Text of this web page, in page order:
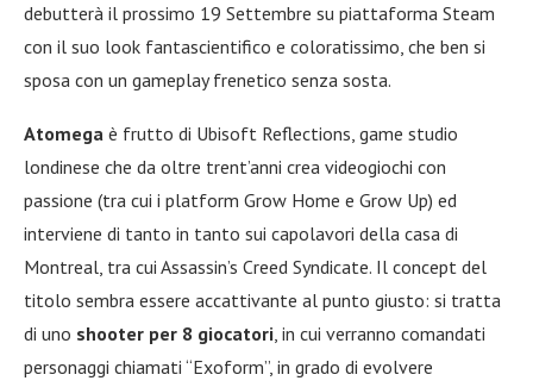
debutterà il prossimo 19 Settembre su piattaforma Steam
con il suo look fantascientifico e coloratissimo, che ben si
sposa con un gameplay frenetico senza sosta.
Atomega è frutto di Ubisoft Reflections, game studio
londinese che da oltre trent’anni crea videogiochi con
passione (tra cui i platform Grow Home e Grow Up) ed
interviene di tanto in tanto sui capolavori della casa di
Montreal, tra cui Assassin’s Creed Syndicate. Il concept del
titolo sembra essere accattivante al punto giusto: si tratta
di uno shooter per 8 giocatori, in cui verranno comandati
personaggi chiamati “Exoform”, in grado di evolvere